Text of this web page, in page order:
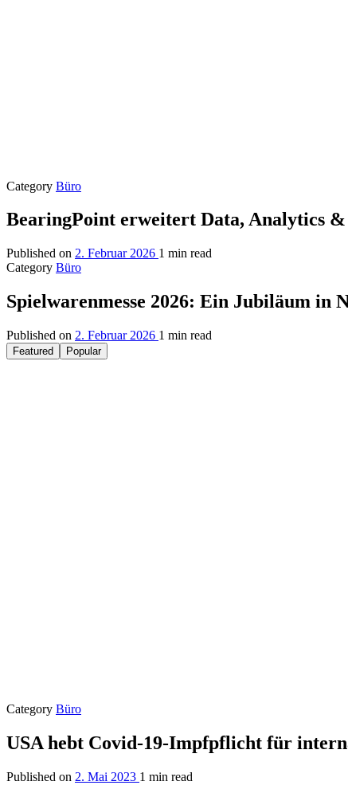
Category Büro
BearingPoint erweitert Data, Analytics
Published on 2. Februar 2026 1 min read
Category Büro
Spielwarenmesse 2026: Ein Jubiläum in
Published on 2. Februar 2026 1 min read
Featured Popular
Category Büro
USA hebt Covid-19-Impfpflicht für
Published on 2. Mai 2023 1 min read